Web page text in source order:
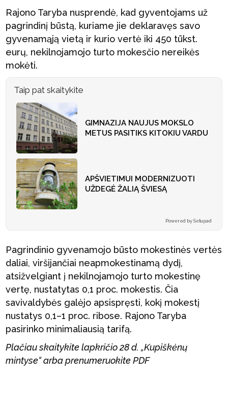
Rajono Taryba nusprendė, kad gyventojams už
pagrindinį būstą, kuriame jie deklaravęs savo
gyvenamąją vietą ir kurio vertė iki 450 tūkst.
eurų, nekilnojamojo turto mokesčio nereikės
mokėti.
Taip pat skaitykite
GIMNAZIJA NAUJUS MOKSLO
METUS PASITIKS KITOKIU VARDU
APŠVIETIMUI MODERNIZUOTI
UŽDEGĖ ŽALIĄ ŠVIESĄ
Powered by Setupad
Pagrindinio gyvenamojo būsto mokestinės vertės
daliai, viršijančiai neapmokestinamą dydį,
atsižvelgiant į nekilnojamojo turto mokestinę
vertę, nustatytas 0,1 proc. mokestis. Čia
savivaldybės galėjo apsispręsti, kokį mokestį
nustatys 0,1–1 proc. ribose. Rajono Taryba
pasirinko minimaliausią tarifą.
Plačiau skaitykite lapkričio 28 d. „Kupiškėnų
mintyse“ arba prenumeruokite PDF